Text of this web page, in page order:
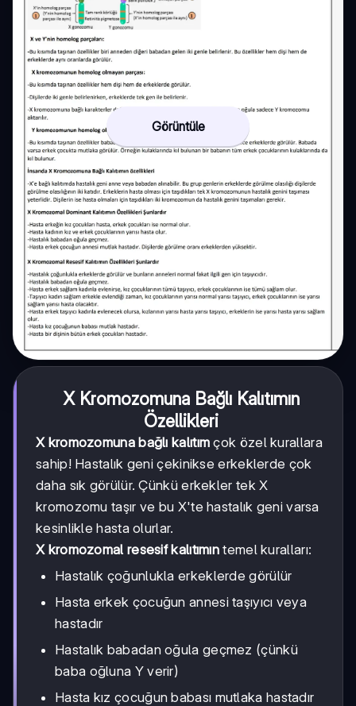
Görüntüle
X Kromozomuna Bağlı Kalıtımın
Özellikleri
X kromozomuna bağlı kalıtım çok özel kurallara
sahip! Hastalık geni çekinikse erkeklerde çok
daha sık görülür. Çünkü erkekler tek X
kromozomu taşır ve bu X'te hastalık geni varsa
kesinlikle hasta olurlar.
X kromozomal resesif kalıtımın temel kuralları:
Hastalık çoğunlukla erkeklerde görülür
Hasta erkek çocuğun annesi taşıyıcı veya
hastadır
Hastalık babadan oğula geçmez (çünkü
baba oğluna Y verir)
Hasta kız çocuğun babası mutlaka hastadır